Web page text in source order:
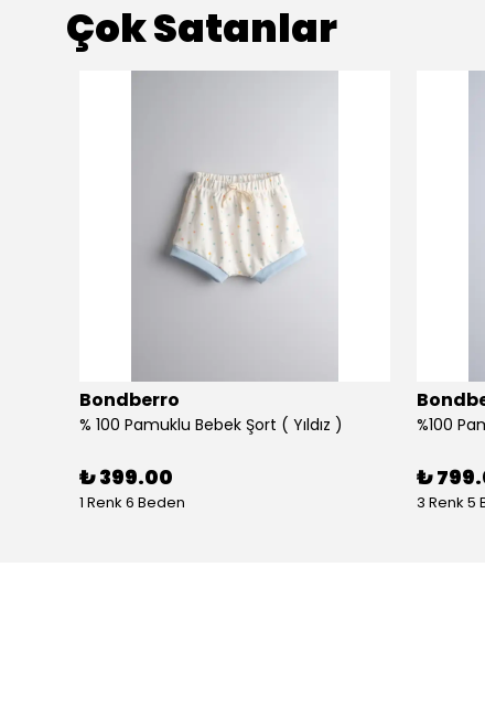
Çok Satanlar
Bondberro
% 100 Pamuklu Bebek Şort ( Yıldız )
₺ 399.00
1 Renk 6 Beden
₺
3 Renk 5